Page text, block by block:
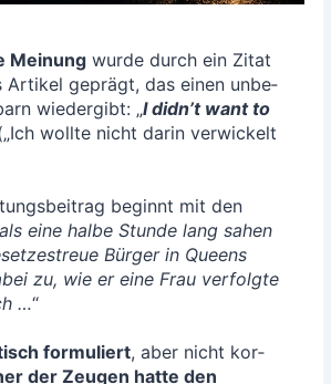
Mei­nung wur­de durch ein Zitat
Arti­kel geprägt, das einen unbe­
wie­der­gibt: „I did­n’t want to
woll­te nicht dar­in ver­wi­ckelt
beginnt mit den
eine hal­be Stun­de lang sahen
Bür­ger in Queens
zu, wie er eine Frau ver­folg­te
…“
for­mu­liert, aber nicht kor­
der Zeu­gen hat­te den